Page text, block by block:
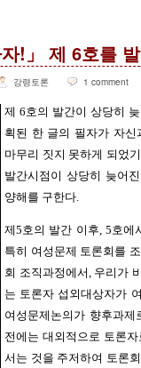
!」 제 6호를
강령토론 1 comment
제 6호의 발간이 상당히
획된 한 글의 필자가 자
마무리 짓지 못하게 되었
발간시점이 상당히 늦어
양해를 구한다.
제5호의 발간 이후, 5호에
특히 여성문제 토론회를
회 조직과정에서, 우리가
는 토론자 섭외대상자가
여성문제논의가 향후과
전에는 대외적으로 토론
서는 것을 주저하여 토론